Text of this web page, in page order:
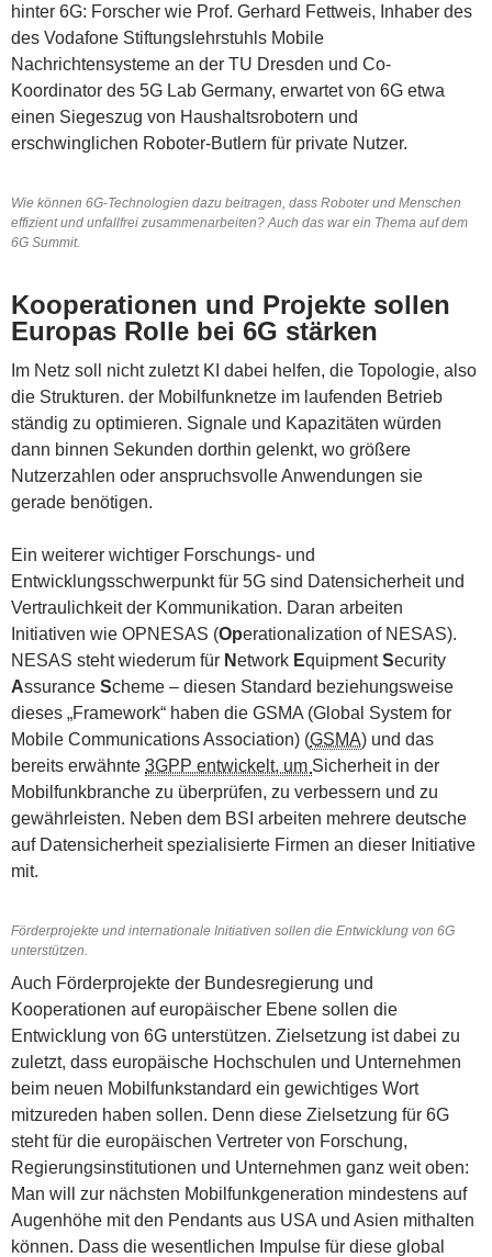
hinter 6G: Forscher wie Prof. Gerhard Fettweis, Inhaber des
des Vodafone Stiftungslehrstuhls Mobile
Nachrichtensysteme an der TU Dresden und Co-
Koordinator des 5G Lab Germany, erwartet von 6G etwa
einen Siegeszug von Haushaltsrobotern und
erschwinglichen Roboter-Butlern für private Nutzer.
Wie können 6G-Technologien dazu beitragen, dass Roboter und Menschen
effizient und unfallfrei zusammenarbeiten? Auch das war ein Thema auf dem
6G Summit.
Kooperationen und Projekte sollen
Europas Rolle bei 6G stärken
Im Netz soll nicht zuletzt KI dabei helfen, die Topologie, also
die Strukturen. der Mobilfunknetze im laufenden Betrieb
ständig zu optimieren. Signale und Kapazitäten würden
dann binnen Sekunden dorthin gelenkt, wo größere
Nutzerzahlen oder anspruchsvolle Anwendungen sie
gerade benötigen.
Ein weiterer wichtiger Forschungs- und
Entwicklungsschwerpunkt für 5G sind Datensicherheit und
Vertraulichkeit der Kommunikation. Daran arbeiten
Initiativen wie OPNESAS (Operationalization of NESAS).
NESAS steht wiederum für Network EquipmentSecurity
Assurance Scheme – diesen Standard beziehungsweise
dieses „Framework“ haben die GSMA (Global System for
Mobile Communications Association) (GSMA) und das
bereits erwähnte 3GPP entwickelt, um Sicherheit in der
Mobilfunkbranche zu überprüfen, zu verbessern und zu
gewährleisten. Neben dem BSI arbeiten mehrere deutsche
auf Datensicherheit spezialisierte Firmen an dieser Initiative
mit.
Förderprojekte und internationale Initiativen sollen die Entwicklung von 6G
unterstützen.
Auch Förderprojekte der Bundesregierung und
Kooperationen auf europäischer Ebene sollen die
Entwicklung von 6G unterstützen. Zielsetzung ist dabei zu
zuletzt, dass europäische Hochschulen und Unternehmen
beim neuen Mobilfunkstandard ein gewichtiges Wort
mitzureden haben sollen. Denn diese Zielsetzung für 6G
steht für die europäischen Vertreter von Forschung,
Regierungsinstitutionen und Unternehmen ganz weit oben:
Man will zur nächsten Mobilfunkgeneration mindestens auf
Augenhöhe mit den Pendants aus USA und Asien mithalten
können. Dass die wesentlichen Impulse für diese global